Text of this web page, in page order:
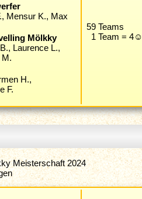
Mensur K., Max
Mölkky
Laurence L.,
M.
H.,
F.
59 Teams
1 Team = 4☺
Meisterschaft 2024